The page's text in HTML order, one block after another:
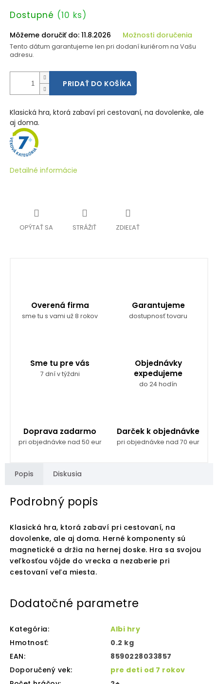
Jednotková
Dostupné (10 ks)
Môžeme doručiť do: 11.8.2026 Možnosti doručenia
Tento dátum garantujeme len pri dodaní kuriérom na Vašu
adresu.
PRIDAŤ DO KOŠÍKA
Klasická hra, ktorá zabaví pri cestovaní, na dovolenke, ale
aj doma.
Detailné informácie
OPÝTAŤ SA STRÁŽIŤ ZDIEĽAŤ
Overená firma
sme tu s vami už 8 rokov
Garantujeme
dostupnosť tovaru
Sme tu pre vás
7 dní v týždni
Objednávky
expedujeme
do 24 hodín
Doprava zadarmo
pri objednávke nad 50 eur
Darček k objednávke
pri objednávke nad 70 eur
Popis Diskusia
Podrobný popis
Klasická hra, ktorá zabaví pri cestovaní, na
dovolenke, ale aj doma. Herné komponenty sú
magnetické a držia na hernej doske. Hra sa svojou
veľkosťou vôjde do vrecka a nezaberie pri
cestovaní veľa miesta.
Dodatočné parametre
Kategória:
Albi hry
Hmotnosť:
0.2 kg
EAN:
8590228033857
Doporučený vek:
pre deti od 7 rokov